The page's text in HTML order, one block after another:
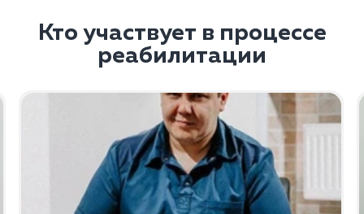
Кто участвует в процессе
реабилитации